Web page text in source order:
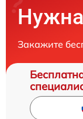
Закажите